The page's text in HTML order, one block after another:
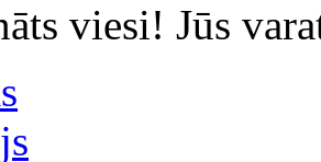
viesi! Jūs